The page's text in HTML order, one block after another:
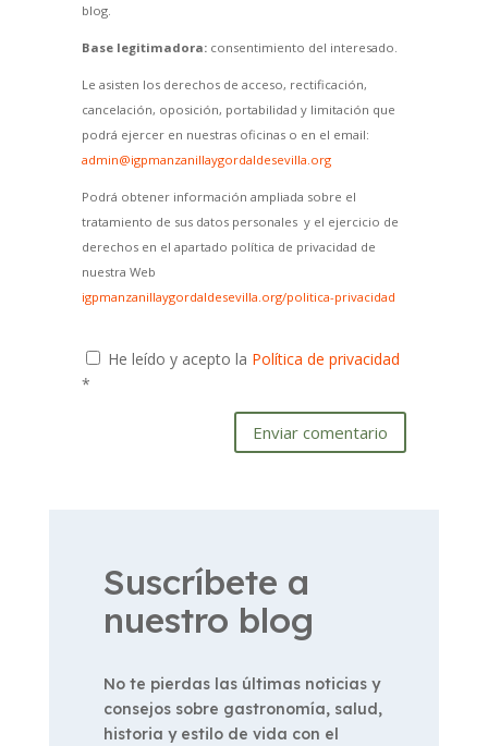
blog.
Base legitimadora:consentimiento del interesado.
Le asisten los derechos de acceso, rectificación,
cancelación, oposición, portabilidad y limitación que
podrá ejercer en nuestras oficinas o en el email:
admin@igpmanzanillaygordaldesevilla.org
Podrá obtener información ampliada sobre el
tratamiento de sus datos personales y el ejercicio de
derechos en el apartado política de privacidad de
nuestra Web
igpmanzanillaygordaldesevilla.org/politica-privacidad
He leído y acepto la Política de privacidad
*
Enviar comentario
Suscríbete a
nuestro blog
No te pierdas las últimas noticias y
consejos sobre gastronomía, salud,
historia y estilo de vida con el